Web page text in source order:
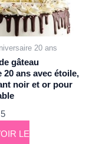
20 ans
gâteau
20 ans avec étoile,
noir et or pour
LE